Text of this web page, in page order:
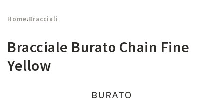
Home›Bracciali
Bracciale Burato Chain Fine
Yellow